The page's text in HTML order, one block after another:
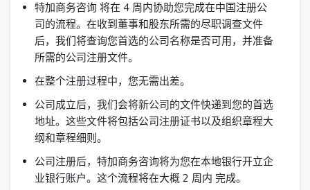
特加商务咨询 将在 4 周内协助您完成在中国注册公
司的流程。在收到董事和股东所需的尽职调查文件
后，我们将查询您首选的公司名称是否可用，并准备
所需的公司注册文件。
在整个注册过程中，您无需出差。
公司成立后，我们会将新公司的文件快递到您的首选
地址。这些文件将包括公司注册证书以及组织章程大
纲和章程细则。
公司注册后，特加商务咨询将为您在本地银行开立企
业银行账户。这个流程将在大概 2 周内 完成。